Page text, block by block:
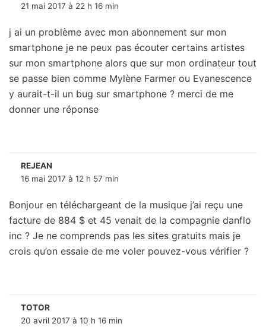
21 mai 2017 à 22 h 16 min
j ai un problème avec mon abonnement sur mon
smartphone je ne peux pas écouter certains artistes
sur mon smartphone alors que sur mon ordinateur tout
se passe bien comme Mylène Farmer ou Evanescence
y aurait-t-il un bug sur smartphone ? merci de me
donner une réponse
REJEAN
16 mai 2017 à 12 h 57 min
Bonjour en téléchargeant de la musique j’ai reçu une
facture de 884 $ et 45 venait de la compagnie danflo
inc ? Je ne comprends pas les sites gratuits mais je
crois qu’on essaie de me voler pouvez-vous vérifier ?
TOTOR
20 avril 2017 à 10 h 16 min